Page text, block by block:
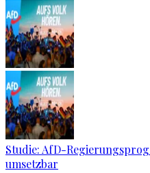
Studie: AfD-
umsetzbar